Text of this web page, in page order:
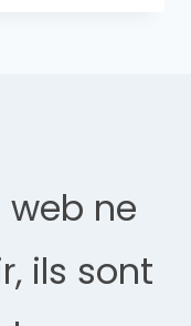
web ne
ils sont